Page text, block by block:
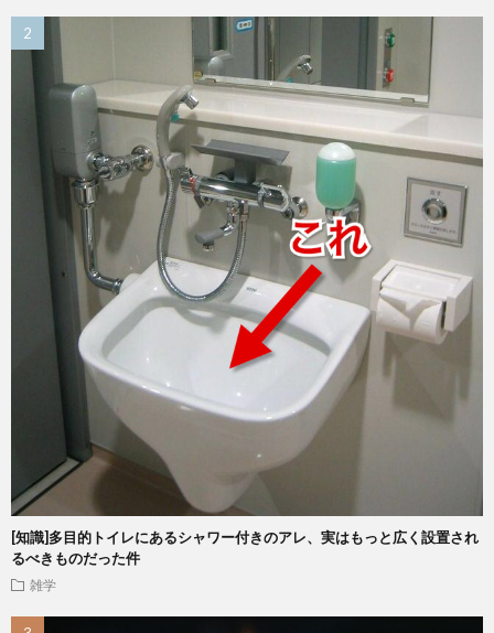
[知識]多目的トイレにあるシャワー付きのアレ、実はもっと広く設置され
るべきものだった件
雑学